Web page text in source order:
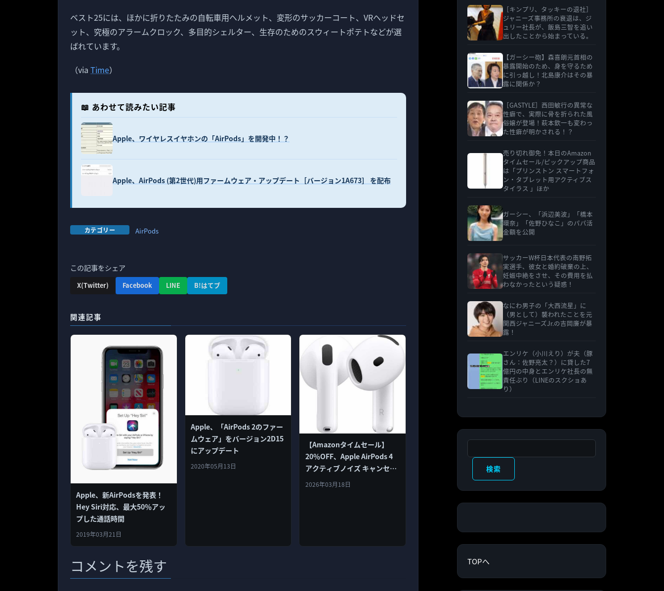
ベスト25には、ほかに折りたたみの自転車用ヘルメット、変形のサッカーコート、VRヘッドセ
ット、究極のアラームクロック、多目的シェルター、生存のためのスウィートポテトなどが選
ばれています。
（via Time）
📖 あわせて読みたい記事
Apple、ワイヤレスイヤホンの「AirPods」を開発中！？
Apple、AirPods (第2世代)用ファームウェア・アップデート［バージョン1A673］ を配布
カテゴリー AirPods
この記事をシェア
X(Twitter) Facebook LINE B!はてブ
関連記事
Apple、新AirPodsを発表！
Hey Siri対応、最大50％アッ
プした通話時間
2019年03月21日
Apple、「AirPods 2のファー
ムウェア」をバージョン2D15
にアップデート
2020年05月13日
【Amazonタイムセール】
20％OFF、Apple AirPods 4
アクティブノイズ キャンセリ
ング搭載、ワイヤレスイヤホ
2026年03月18日
コメントを残す
［キンプリ、タッキーの退社］
ジャニーズ事務所の衰退は、ジ
ュリー社長が、飯島三智を追い
出したことから始まっている。
【ガーシー砲】森喜朗元首相の
暴露開始のため、身を守るため
に引っ越し！北島康介はその暴
露に関係か？
［GASTYLE］西田敏行の異常な
性癖で、実際に骨を折られた風
俗嬢が登場！萩本欽一も変わっ
た性癖が明かされる！？
売り切れ御免！本日のAmazon
タイムセール/ピックアップ商品
は「プリンストン スマートフォ
ン・タブレット用アクティブス
タイラス 」ほか
ガーシー、「浜辺美波」「橋本
環奈」「佐野ひなこ」のパパ活
金額を公開
サッカーW杯日本代表の南野拓
実選手、彼女と婚約破棄の上、
妊娠中絶をさせ、その費用を払
わなかったという疑惑！
なにわ男子の「大西流星」に
（男として）襲われたことを元
関西ジャニーズJr.の吉岡廉が暴
露！
エンリケ（小川えり）が夫（豚
さん：佐野亮太？）に貸した7
億円の中身とエンリケ社長の無
責任ぶり（LINEのスクショあ
り）
検索
TOPへ